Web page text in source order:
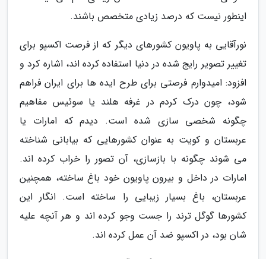
اینطور نیست که درصد زیادی متخصص باشند.
نورآقایی به پاویون کشورهای دیگر که از فرصت اکسپو برای
تغییر تصویر رایج شده در دنیا استفاده کرده اند، اشاره کرد و
افزود: امیدوارم فرصتی برای طرح ایده ها برای ایران فراهم
شود، چون درک کردم در غرفه هلند یا سوئیس مفاهیم
چگونه شخصی سازی شده است. دیدم که امارات یا
عربستان و کویت به عنوان کشورهایی که بیابانی شناخته
می شوند چگونه با بازسازی، آن تصور را خراب کرده اند.
امارات در داخل و بیرون پاویون خود باغ ساخته، همچنین
عربستان، باغ بسیار زیبایی را ساخته است. انگار این
کشورها گوگل ترند را جست وجو کرده اند و هر آنچه علیه
شان بود، در اکسپو ضد آن عمل کرده اند.